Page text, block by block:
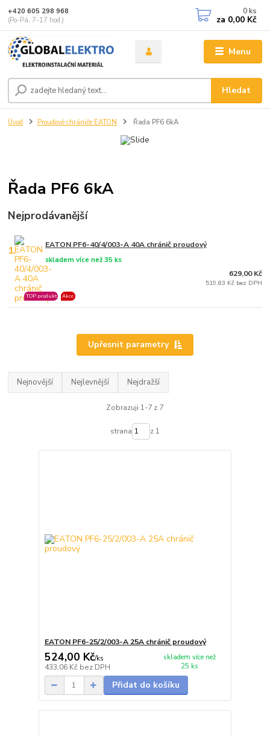
Menu
Hledat
+420 605 298 968
(Po-Pá, 7-17 hod.)
0 ks
za 0,00 Kč
Úvod Proudové chrániče EATON Řada PF6 6kA
Řada PF6 6kA
Nejprodávanější
1. EATON PF6-40/4/003-A 40A chránič proudový
skladem více než 35 ks
TOP produkt Akce
629,00 Kč
519,83 Kč bez DPH
Upřesnit parametry
Nejnovější Nejlevnější Nejdražší
Zobrazuji 1-7 z 7
strana z 1
EATON PF6-25/2/003-A 25A chránič proudový
524,00 Kč/ks
433,06 Kč bez DPH
skladem více než
25 ks
Přidat do košíku